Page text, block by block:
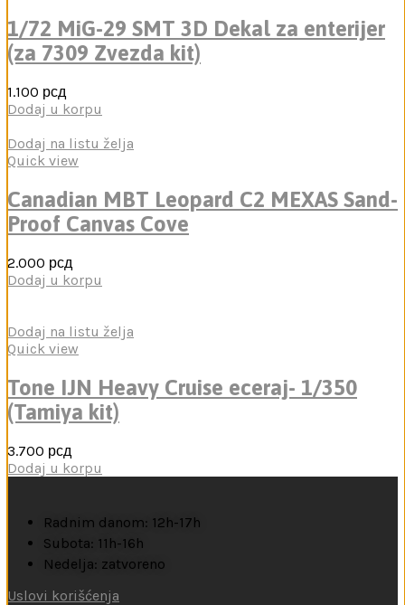
1/72 MiG-29 SMT 3D Dekal za enterijer
(za 7309 Zvezda kit)
1.100 рсд
Dodaj u korpu
Dodaj na listu želja
Quick view
Canadian MBT Leopard C2 MEXAS Sand-
Proof Canvas Cove
2.000 рсд
Dodaj u korpu
Dodaj na listu želja
Quick view
Tone IJN Heavy Cruise eceraj- 1/350
(Tamiya kit)
3.700 рсд
Dodaj u korpu
Radnim danom: 12h-17h
Subota: 11h-16h
Nedelja: zatvoreno
Uslovi korišćenja